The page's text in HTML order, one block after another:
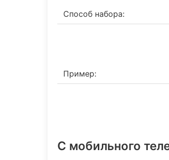
Способ набора:
Пример:
С мобильного